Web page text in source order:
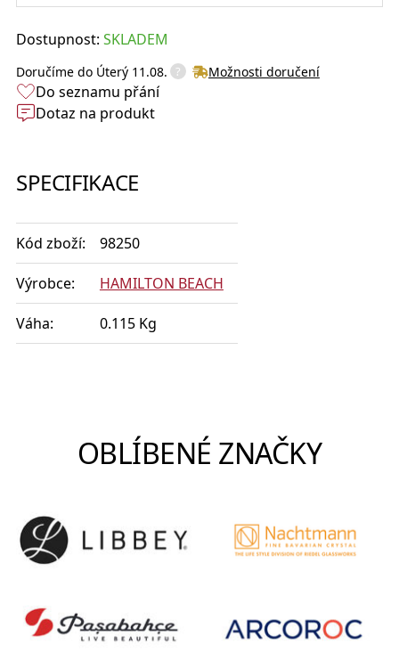
Dostupnost: SKLADEM
Doručíme do Úterý 11.08. ? Možnosti doručení
Do seznamu přání
Dotaz na produkt
SPECIFIKACE
Kód zboží: 98250
Výrobce: HAMILTON BEACH
Váha: 0.115 Kg
OBLÍBENÉ ZNAČKY